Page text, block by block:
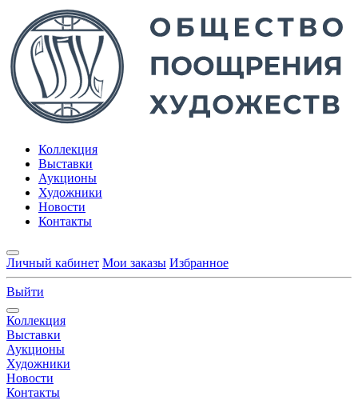
Коллекция
Выставки
Аукционы
Художники
Новости
Контакты
Личный кабинет Мои заказы Избранное
Выйти
Коллекция
Выставки
Аукционы
Художники
Новости
Контакты